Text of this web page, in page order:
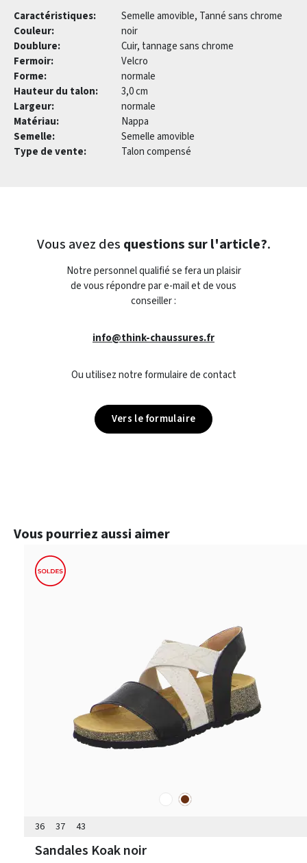
Caractéristiques:
Semelle amovible, Tanné sans chrome
Couleur:
noir
Doublure:
Cuir, tannage sans chrome
Fermoir:
Velcro
Forme:
normale
Hauteur du talon:
3,0 cm
Largeur:
normale
Matériau:
Nappa
Semelle:
Semelle amovible
Type de vente:
Talon compensé
Vous avez des questions sur l'article?.
Notre personnel qualifié se fera un plaisir
de vous répondre par e-mail et de vous
conseiller :
info@think-chaussures.fr
Ou utilisez notre formulaire de contact
Vers le formulaire
Ignorer la galerie de produits
Vous pourriez aussi aimer
blancmarron
36 37 43
Sandales Koak noir